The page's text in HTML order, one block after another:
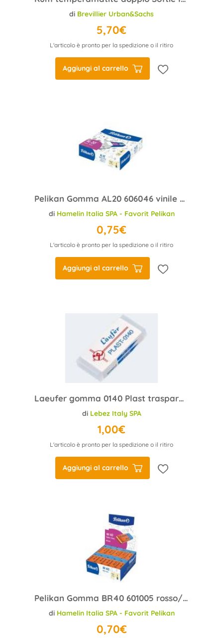
di Brevillier Urban&Sachs
5,70€
L'articolo è pronto per la spedizione o il ritiro
Aggiungi al carrello
Pelikan Gomma AL20 606046 vinile bianco
di Hamelin Italia SPA - Favorit Pelikan
0,75€
L'articolo è pronto per la spedizione o il ritiro
Aggiungi al carrello
Laeufer gomma 0140 Plast trasparente
di Lebez Italy SPA
1,00€
L'articolo è pronto per la spedizione o il ritiro
Aggiungi al carrello
Pelikan Gomma BR40 601005 rosso/blu
di Hamelin Italia SPA - Favorit Pelikan
0,70€